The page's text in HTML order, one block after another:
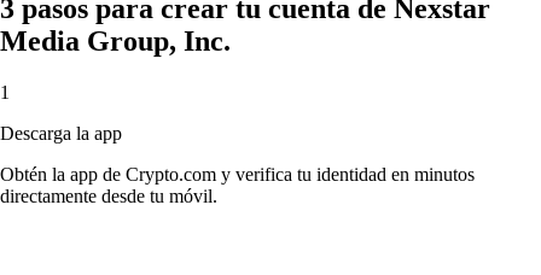
3 pasos para crear tu cuenta de Nexstar
Media Group, Inc.
1
Descarga la app
Obtén la app de Crypto.com y verifica tu identidad en minutos
directamente desde tu móvil.